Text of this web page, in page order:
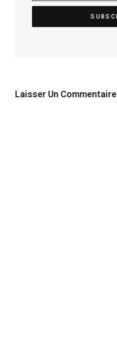
Laisser Un Commentaire